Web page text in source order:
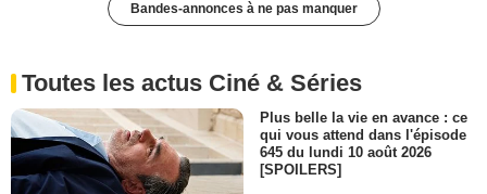
Bandes-annonces à ne pas manquer
Toutes les actus Ciné & Séries
Plus belle la vie en avance : ce
qui vous attend dans l'épisode
645 du lundi 10 août 2026
[SPOILERS]